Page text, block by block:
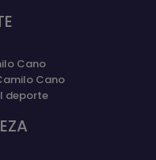
Cano
Cano
deporte